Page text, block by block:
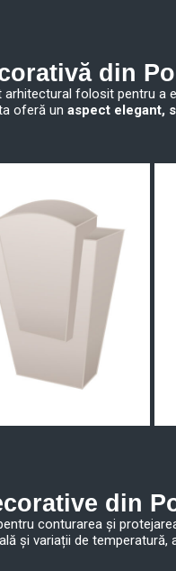
din
folosit pentru a
oferă un aspect elegant,
din
conturarea și
și variații de temperatură,